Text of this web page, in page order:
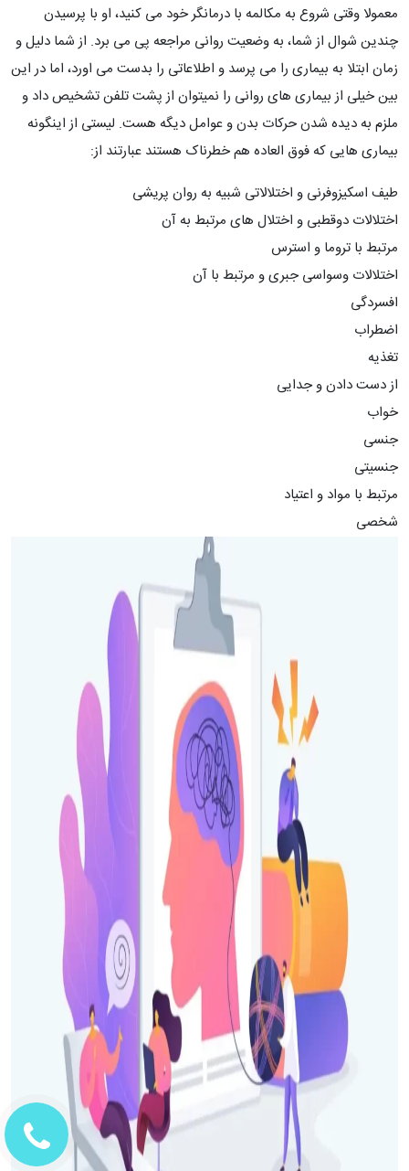
معمولا وقتی شروع به مکالمه با درمانگر خود می کنید، او با پرسیدن
چندین شوال از شما، به وضعیت روانی مراجعه پی می برد. از شما دلیل و
زمان ابتلا به بیماری را می پرسد و اطلاعاتی را بدست می اورد، اما در این
بین خیلی از بیماری های روانی را نمیتوان از پشت تلفن تشخیص داد و
ملزم به دیده شدن حرکات بدن و عوامل دیگه هست. لیستی از اینگونه
بیماری هایی که فوق العاده هم خطرناک هستند عبارتند از:
طیف اسکیزوفرنی و اختلالاتی شبیه به روان پریشی
اختلالات دوقطبی و اختلال های مرتبط به آن
مرتبط با تروما و استرس
اختلالات وسواسی جبری و مرتبط با آن
افسردگی
اضطراب
تغذیه
از دست دادن و جدایی
خواب
جنسی
جنسیتی
مرتبط با مواد و اعتیاد
شخصی